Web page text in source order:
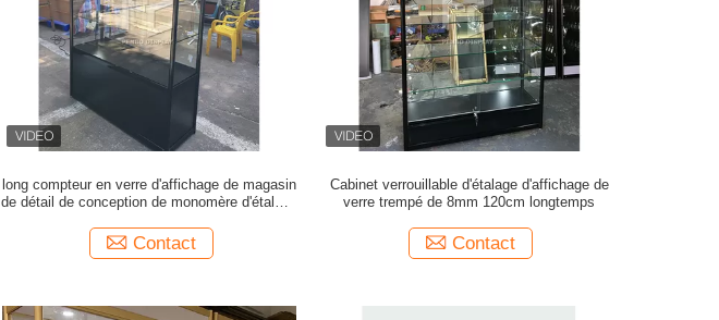
long compteur en verre d'affichage de magasin
de détail de conception de monomère d'étalage
Contact
Cabinet verrouillable d'étalage d'affichage de
verre trempé de 8mm 120cm longtemps
Contact